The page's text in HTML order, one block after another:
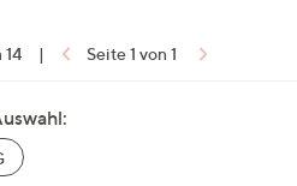
14 | Seite 1 von 1